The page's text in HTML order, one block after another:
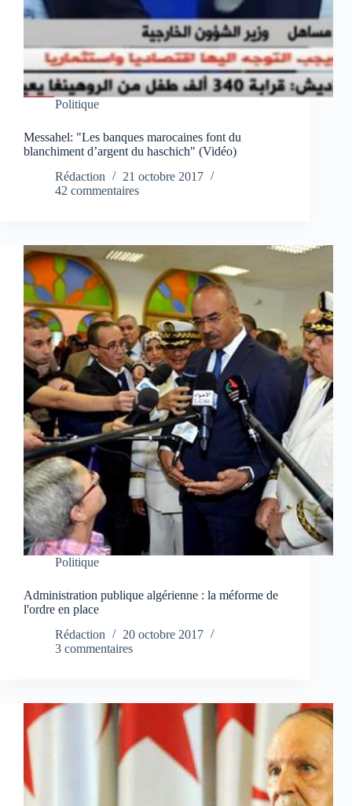
Politique
Messahel: "Les banques marocaines font du
blanchiment d’argent du haschich" (Vidéo)
Rédaction
21 octobre 2017
42 commentaires
Politique
Administration publique algérienne : la méforme de
l'ordre en place
Rédaction
20 octobre 2017
3 commentaires